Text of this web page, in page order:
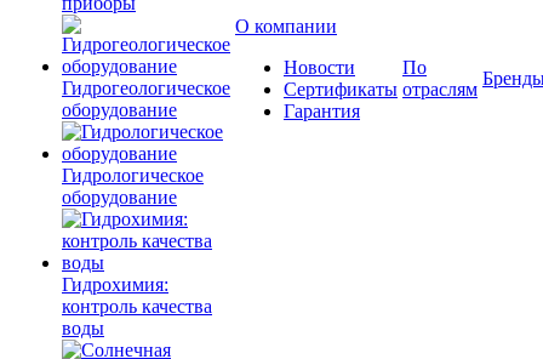
Гидрогеологическое
оборудование
Гидрологическое
оборудование
Гидрохимия:
контроль качества
воды
О компании
Новости
Сертификаты
Гарантия
По
отраслям